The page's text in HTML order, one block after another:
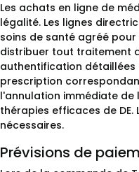
Les achats en ligne de
légalité. Les lignes
soins de santé agréé
distribuer tout traitement
authentification détaillées
prescription
l'annulation immédiate
thérapies efficaces de
nécessaires.
Prévisions de